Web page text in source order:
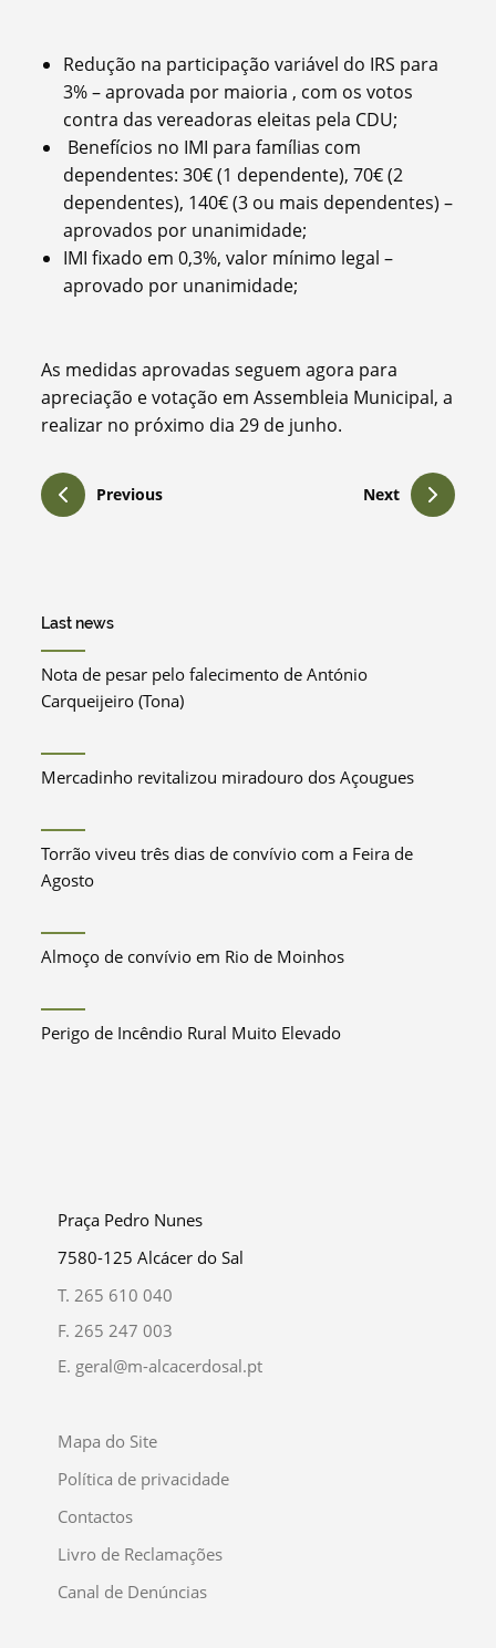
Redução na participação variável do IRS para
3% – aprovada por maioria , com os votos
contra das vereadoras eleitas pela CDU;
Benefícios no IMI para famílias com
dependentes: 30€ (1 dependente), 70€ (2
dependentes), 140€ (3 ou mais dependentes) –
aprovados por unanimidade;
IMI fixado em 0,3%, valor mínimo legal –
aprovado por unanimidade;
As medidas aprovadas seguem agora para
apreciação e votação em Assembleia Municipal, a
realizar no próximo dia 29 de junho.
Previous Next
Last news
Nota de pesar pelo falecimento de António
Carqueijeiro (Tona)
Mercadinho revitalizou miradouro dos Açougues
Torrão viveu três dias de convívio com a Feira de
Agosto
Almoço de convívio em Rio de Moinhos
Perigo de Incêndio Rural Muito Elevado
Praça Pedro Nunes
7580-125 Alcácer do Sal
T. 265 610 040
F. 265 247 003
E. geral@m-alcacerdosal.pt
Mapa do Site
Política de privacidade
Contactos
Livro de Reclamações
Canal de Denúncias